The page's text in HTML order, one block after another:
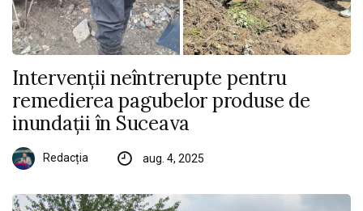
Intervenții neîntrerupte pentru
remedierea pagubelor produse de
inundații în Suceava
Redacția aug. 4, 2025